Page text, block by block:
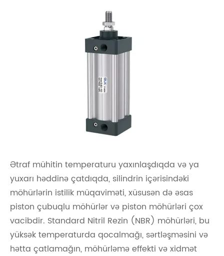
Ətraf mühitin temperaturu yaxınlaşdıqda və ya
yuxarı həddinə çatdıqda, silindrin içərisindəki
möhürlərin istilik müqaviməti, xüsusən də əsas
piston çubuqlu möhürlər və piston möhürləri çox
vacibdir. Standard Nitril Rezin (NBR) möhürləri, bu
yüksək temperaturda qocalmağı, sərtləşməsini və
hətta çatlamağın, möhürləmə effekti və xidmət